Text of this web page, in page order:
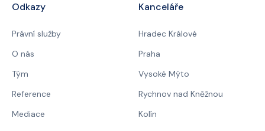
Odkazy
Právní služby
O nás
Tým
Reference
Mediace
Kanceláře
Hradec Králové
Praha
Vysoké Mýto
Rychnov nad Kněžnou
Kolín